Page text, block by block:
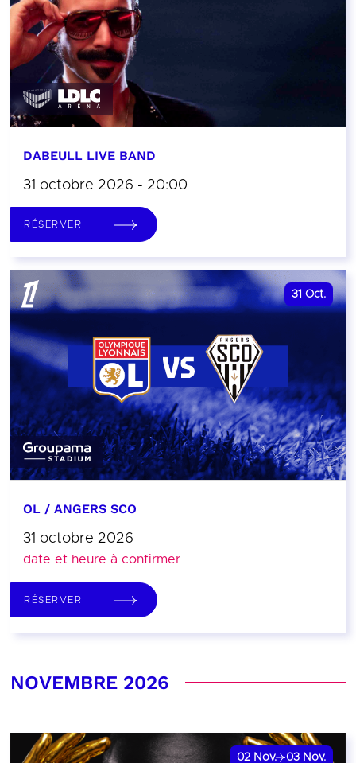
DABEULL LIVE BAND
31 octobre 2026 - 20:00
RÉSERVER
31 Oct.
OL / ANGERS SCO
31 octobre 2026
date et heure à confirmer
RÉSERVER
NOVEMBRE 2026
02 Nov. 03 Nov.